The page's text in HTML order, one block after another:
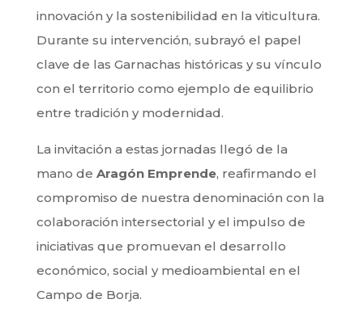
innovación y la sostenibilidad en la viticultura.
Durante su intervención, subrayó el papel
clave de las Garnachas históricas y su vínculo
con el territorio como ejemplo de equilibrio
entre tradición y modernidad.
La invitación a estas jornadas llegó de la
mano de Aragón Emprende, reafirmando el
compromiso de nuestra denominación con la
colaboración intersectorial y el impulso de
iniciativas que promuevan el desarrollo
económico, social y medioambiental en el
Campo de Borja.